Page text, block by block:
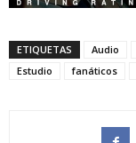
ETIQUETAS Audio
Estudio
fanáticos